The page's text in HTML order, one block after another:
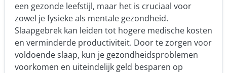
een gezonde leefstijl, maar het is cruciaal voor
zowel je fysieke als mentale gezondheid.
Slaapgebrek kan leiden tot hogere medische kosten
en verminderde productiviteit. Door te zorgen voor
voldoende slaap, kun je gezondheidsproblemen
voorkomen en uiteindelijk geld besparen op